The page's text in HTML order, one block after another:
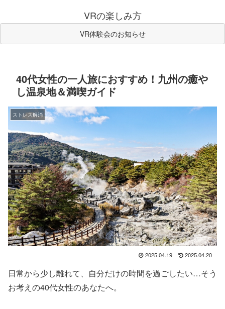
VRの楽しみ方
VR体験会のお知らせ
40代女性の一人旅におすすめ！九州の癒や
し温泉地＆満喫ガイド
ストレス解消
2025.04.19 2025.04.20
日常から少し離れて、自分だけの時間を過ごしたい…そう
お考えの40代女性のあなたへ。